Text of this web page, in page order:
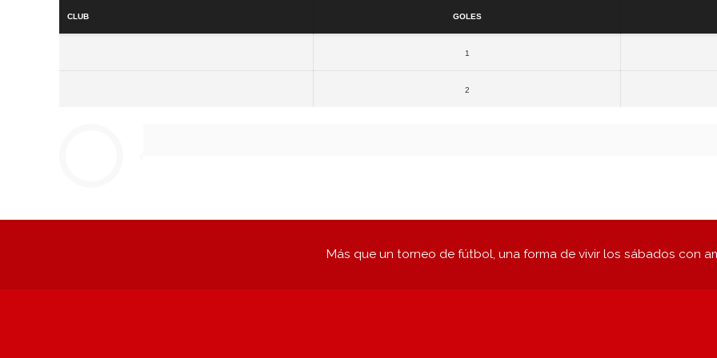
Club Goles
1
2
Más que un torneo de fútbol, una forma de vivir los sábados con